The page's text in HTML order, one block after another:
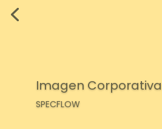
Imagen Corporativa
SPECFLOW